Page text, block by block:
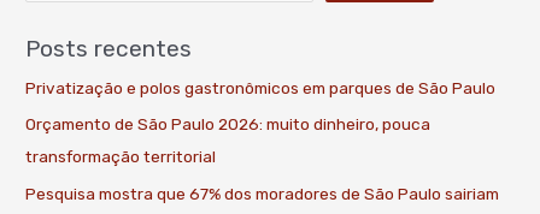
Posts recentes
Privatização e polos gastronômicos em parques de São Paulo
Orçamento de São Paulo 2026: muito dinheiro, pouca
transformação territorial
Pesquisa mostra que 67% dos moradores de São Paulo sairiam